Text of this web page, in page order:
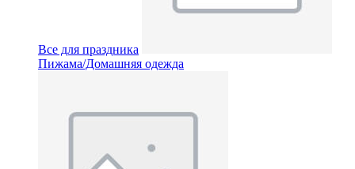
Все для праздника
Пижама/Домашняя одежда